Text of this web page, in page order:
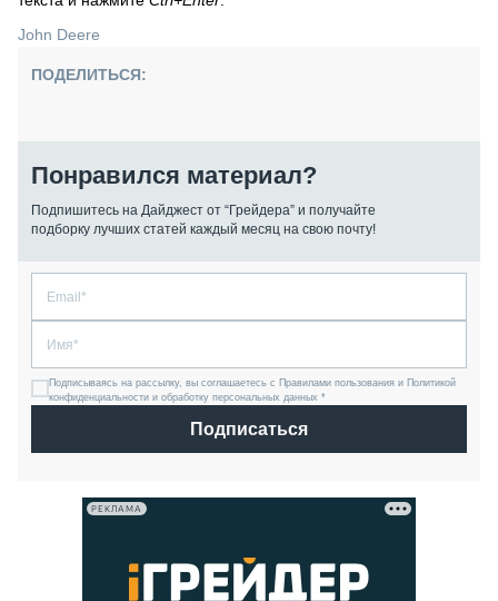
John Deere
ПОДЕЛИТЬСЯ:
Понравился материал?
Подпишитесь на Дайджест от “Грейдера” и получайте
подборку лучших статей каждый месяц на свою почту!
Подписываясь на рассылку, вы соглашаетесь с Правилами пользования и Политикой
конфиденциальности и обработку персональных данных *
Подписаться
РЕКЛАМА